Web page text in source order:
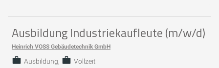
Ausbildung Industriekaufleute (m/w/d)
Heinrich VOSS Gebäudetechnik GmbH
Ausbildung Vollzeit